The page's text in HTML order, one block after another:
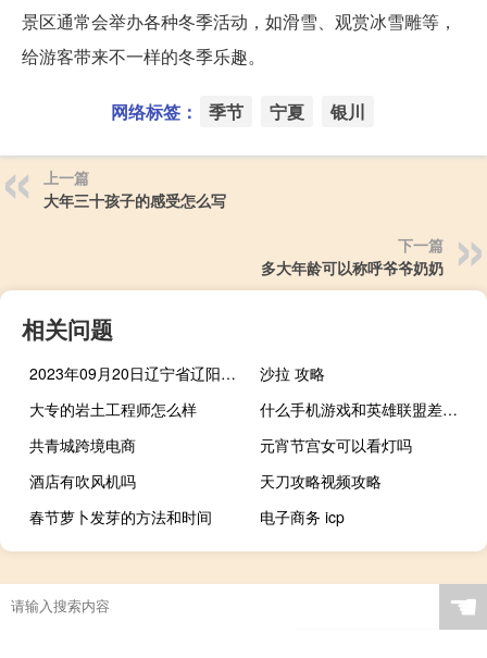
景区通常会举办各种冬季活动，如滑雪、观赏冰雪雕等，
给游客带来不一样的冬季乐趣。
网络标签： 季节 宁夏 银川
上一篇
大年三十孩子的感受怎么写
下一篇
多大年龄可以称呼爷爷奶奶
相关问题
2023年09月20日辽宁省辽阳市疫情大数据-今日/今天疫情全网搜索最新实时消息动态情况通知播报
沙拉 攻略
大专的岩土工程师怎么样
什么手机游戏和英雄联盟差不多
共青城跨境电商
元宵节宫女可以看灯吗
酒店有吹风机吗
天刀攻略视频攻略
春节萝卜发芽的方法和时间
电子商务 icp
☚